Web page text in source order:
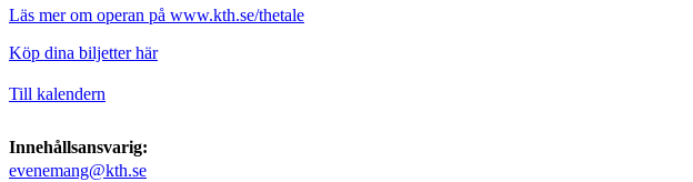
Läs mer om operan på www.kth.se/thetale
Köp dina biljetter här
Till kalendern
Innehållsansvarig:
evenemang@kth.se